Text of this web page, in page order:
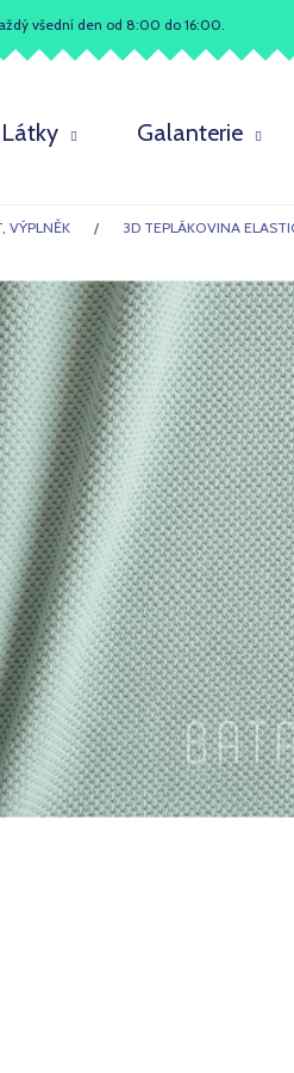
všední den od 8:00 do 16:00.
Látky Galanterie
VÝPLNĚK 3D TEPLÁKOVINA
Co
LEKNÍNY A
JEDNOLÍC
219 Kč